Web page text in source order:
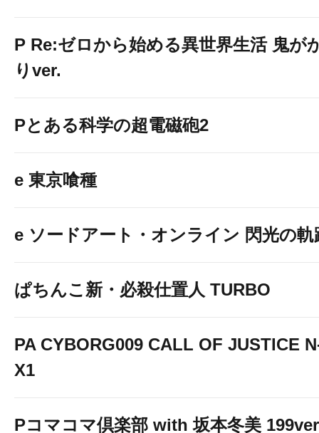
P Re:ゼロから始める異世界生活 鬼が
りver.
Pとある科学の超電磁砲2
e 東京喰種
e ソードアート・オンライン 閃光の軌
ぱちんこ新・必殺仕置人 TURBO
PA CYBORG009 CALL OF JUSTICE
X1
Pコマコマ倶楽部 with 坂本冬美